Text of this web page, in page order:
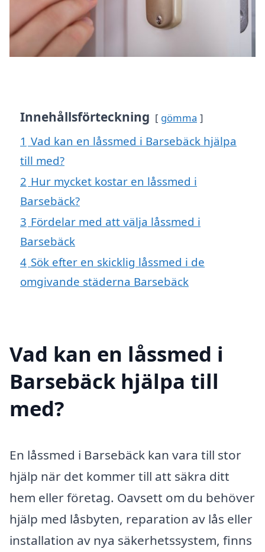
Innehållsförteckning gömma
1 Vad kan en låssmed i Barsebäck hjälpa
till med?
2 Hur mycket kostar en låssmed i
Barsebäck?
3 Fördelar med att välja låssmed i
Barsebäck
4 Sök efter en skicklig låssmed i de
omgivande städerna Barsebäck
Vad kan en låssmed i
Barsebäck hjälpa till
med?
En låssmed i Barsebäck kan vara till stor
hjälp när det kommer till att säkra ditt
hem eller företag. Oavsett om du behöver
hjälp med låsbyten, reparation av lås eller
installation av nya säkerhetssystem, finns